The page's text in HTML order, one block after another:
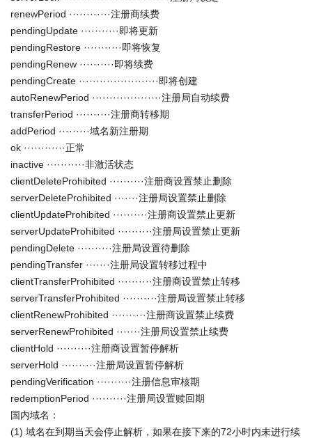
renewPeriod ············注册商续费
pendingUpdate ···········即将更新
pendingRestore ···········即将恢复
pendingRenew ··········即将续费
pendingCreate ·······················即将创建
autoRenewPeriod ····················注册局自动续费
transferPeriod ··········注册商转移期
addPeriod ·········域名新注册期
ok ············正常
inactive ···········非激活状态
clientDeleteProhibited ··········注册商设置禁止删除
serverDeleteProhibited ·······注册局设置禁止删除
clientUpdateProhibited ··········注册商设置禁止更新
serverUpdateProhibited ··········注册局设置禁止更新
pendingDelete ··········注册局设置待删除
pendingTransfer ·······注册局设置转移过程中
clientTransferProhibited ··········注册商设置禁止转移
serverTransferProhibited ··········注册局设置禁止转移
clientRenewProhibited ··········注册商设置禁止续费
serverRenewProhibited ·······注册局设置禁止续费
clientHold ··········注册商设置暂停解析
serverHold ··········注册局设置暂停解析
pendingVerification ··········注册信息审核期
redemptionPeriod ··········注册局设置赎回期
国内域名：
(1) 域名在到期当天会停止解析，如果在接下来的72小时内未进行续